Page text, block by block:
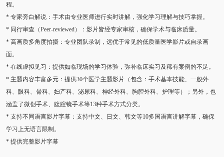
程。
* 专家旁白解说：手术由专业医师进行实时讲解，强化学习理解与技巧掌握。
* 同行审查（Peer-reviewed）：影片皆经专家审核，确保学术与临床质量。
* 高画质多角度拍摄：专业团队录制，远优于常见的低质量医学影片或自录画
面。
* 在线虚拟见习：提供如临现场的学习体验，弥补临床实习及稀有案例的不足。
* 主题内容丰富多元：提供30个医学主题影片（包含：手术基本技能、一般外
科、眼科、骨科、妇产科、泌尿科、神经外科、胸腔外科、护理等）；另外，也
涵盖了微创手术、腹腔镜手术等13种手术方式分类。
* 支持不同语言影片字幕：支持中文、日文、韩文等10多国语言讲解字幕，确保
学习上无语言限制。
* 提供完整影片字幕